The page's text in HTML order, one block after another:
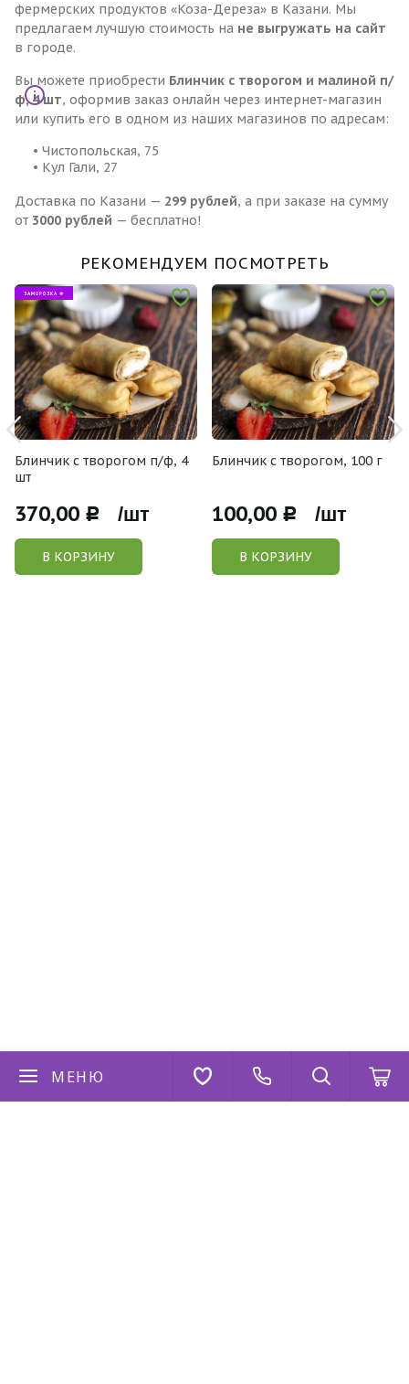
МЕНЮ
фермерских продуктов «Коза-Дереза» в Казани. Мы
предлагаем лучшую стоимость на не выгружать на сайт
в городе.
Вы можете приобрести Блинчик с творогом и малиной п/
ф, 4 шт, оформив заказ онлайн через интернет-магазин
или купить его в одном из наших магазинов по адресам:
• Чистопольская, 75
• Кул Гали, 27
Доставка по Казани — 299 рублей, а при заказе на сумму
от 3000 рублей — бесплатно!
РЕКОМЕНДУЕМ ПОСМОТРЕТЬ
ЗАМОРОЗКА ❄
Блинчик с творогом п/ф, 4
шт
370,00 Р /шт
В КОРЗИНУ
Блинчик с творогом, 100 г
100,00 Р /шт
В КОРЗИНУ